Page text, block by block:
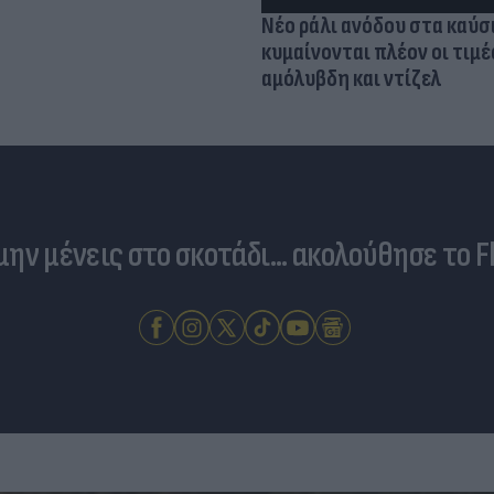
Νέο ράλι ανόδου στα
κυμαίνονται πλέον οι
αμόλυβδη και ντίζελ
μένεις στο σκοτάδι... ακολούθησε το